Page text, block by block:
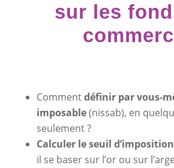
sur les
Commentdéfinir par vous-
imposable(nissab), en
seulement ?
Calculer le seuil
il se baser sur l’or ou sur